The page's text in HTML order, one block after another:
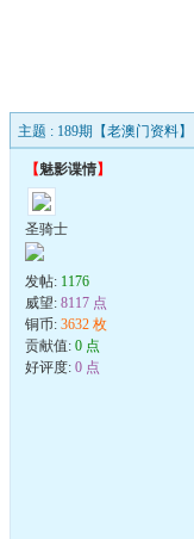
主题 : 189期【老澳门资料
【魅影谍情】
圣骑士
发帖: 1176
威望: 8117 点
铜币: 3632 枚
贡献值: 0 点
好评度: 0 点